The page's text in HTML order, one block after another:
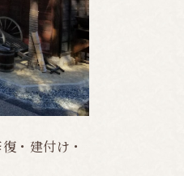
・建付け・